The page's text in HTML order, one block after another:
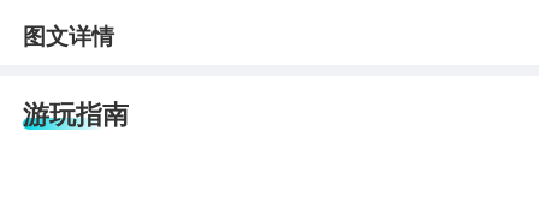
图文详情
游玩指南